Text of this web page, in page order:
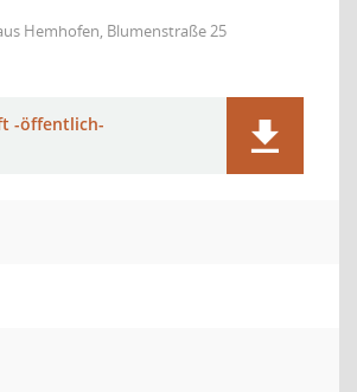
Hemhofen, Blumenstraße 25
-öffentlich-